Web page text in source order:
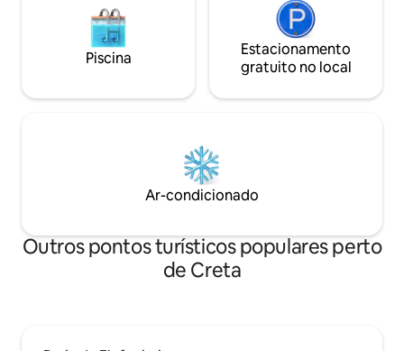
Piscina
Estacionamento
gratuito no local
Ar-condicionado
Outros pontos turísticos populares perto
de Creta